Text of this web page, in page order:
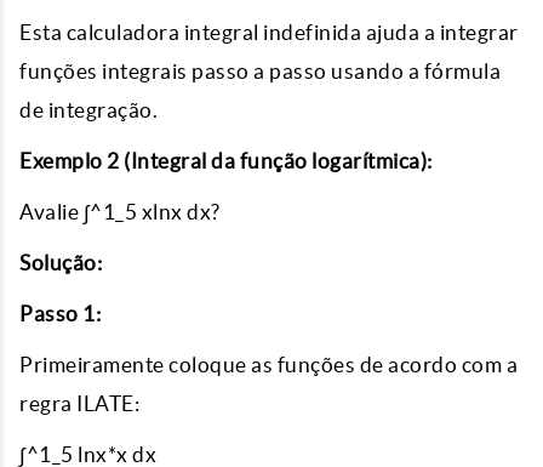
Esta calculadora integral indefinida ajuda a integrar
funções integrais passo a passo usando a fórmula
de integração.
Exemplo 2 (Integral da função logarítmica):
Avalie ∫^1_5 xlnx dx?
Solução:
Passo 1:
Primeiramente coloque as funções de acordo com a
regra ILATE:
∫^1_5 lnx*x dx